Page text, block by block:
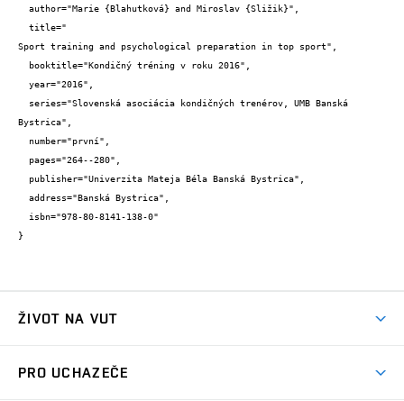
Sport training and psychological preparation in top sport",
Bystrica",
}
ŽIVOT NA VUT
PRO UCHAZEČE